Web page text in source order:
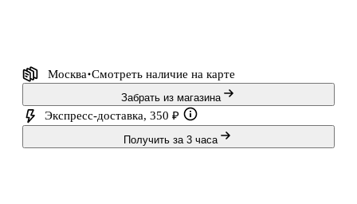
Москва Смотреть наличие на карте
Забрать из магазина
Экспресс-доставка, 350 ₽
Получить за 3 часа